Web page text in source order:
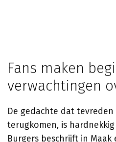
Fans maken
verwachtingen
De gedachte dat
terugkomen, is
Burgers beschrijft in Maak